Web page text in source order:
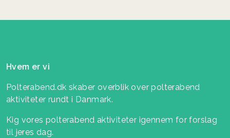
Hvem er vi
Polterabend.dk skaber overblik over polterabend
aktiviteter rundt i Danmark.
Kig vores polterabend aktiviteter igennem for forslag
til jeres dag.